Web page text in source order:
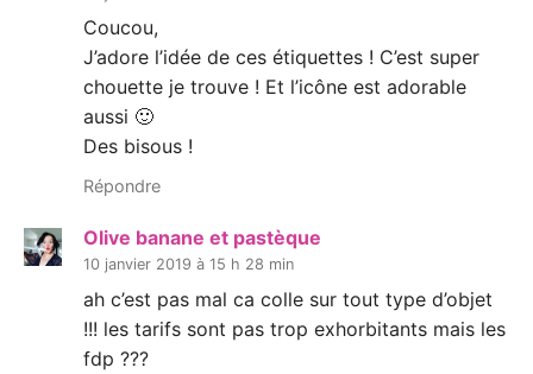
Coucou,
J’adore l’idée de ces étiquettes ! C’est super
chouette je trouve ! Et l’icône est adorable
aussi 🙂
Des bisous !
Répondre
Olive banane et pastèque
10 janvier 2019 à 15 h 28 min
ah c’est pas mal ca colle sur tout type d’objet
!!! les tarifs sont pas trop exhorbitants mais les
fdp ???